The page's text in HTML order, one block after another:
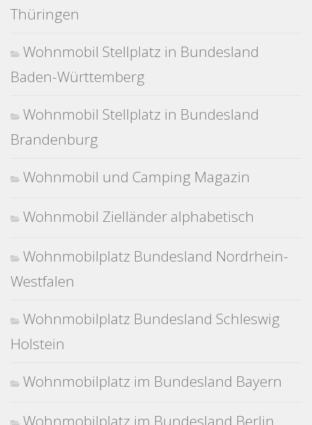
Thüringen
Wohnmobil Stellplatz in Bundesland
Baden-Württemberg
Wohnmobil Stellplatz in Bundesland
Brandenburg
Wohnmobil und Camping Magazin
Wohnmobil Zielländer alphabetisch
Wohnmobilplatz Bundesland Nordrhein-
Westfalen
Wohnmobilplatz Bundesland Schleswig
Holstein
Wohnmobilplatz im Bundesland Bayern
Wohnmobilplatz im Bundesland Berlin